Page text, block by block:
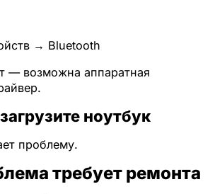
→ Bluetooth
— возможна аппаратная
ноутбук
проблему.
требует ремонта